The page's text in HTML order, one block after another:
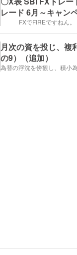
レード 6月～キャン
FXでFIREですねん
月次の資を投じ、複
の9）（追加）